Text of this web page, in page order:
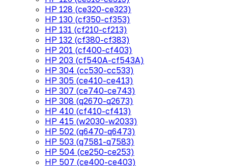
HP 128 (ce320-ce323)
HP 130 (cf350-cf353)
HP 131 (cf210-cf213)
HP 132 (cf380-cf383)
HP 201 (cf400-cf403)
HP 203 (cf540A-cf543A)
HP 304 (cc530-cc533)
HP 305 (ce410-ce413)
HP 307 (ce740-ce743)
HP 308 (q2670-q2673)
HP 410 (cf410-cf413)
HP 415 (w2030-w2033)
HP 502 (q6470-q6473)
HP 503 (q7581-q7583)
HP 504 (ce250-ce253)
HP 507 (ce400-ce403)